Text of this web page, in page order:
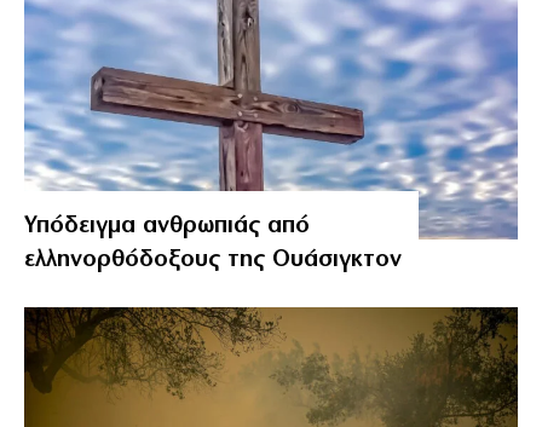
Υπόδειγμα ανθρωπιάς από
ελληνορθόδοξους της Ουάσιγκτον